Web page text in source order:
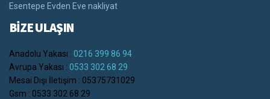
Esentepe Evden Eve nakliyat
BİZE ULAŞIN
Anadolu Yakası : 0216 399 86 94
Avrupa Yakası : 0533 302 68 29
Mesai Dışı İletişim : 05375731029
Gsm : 0533 302 68 29